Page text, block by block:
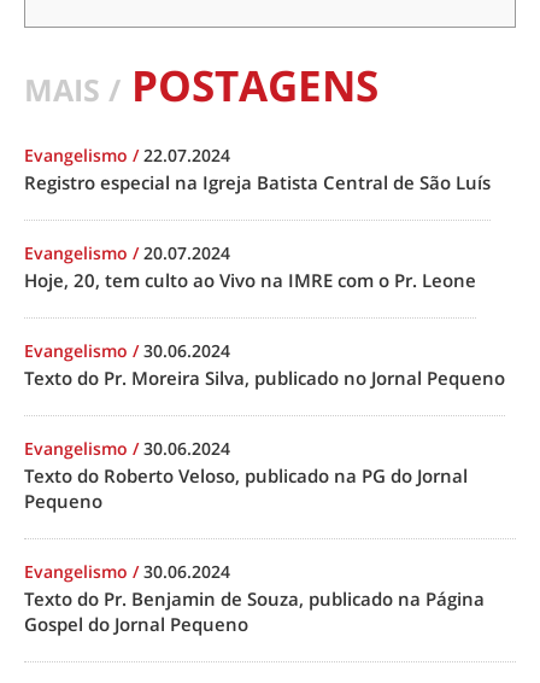
MAIS / POSTAGENS
Evangelismo /22.07.2024
Registro especial na Igreja Batista Central de São Luís
Evangelismo /20.07.2024
Hoje, 20, tem culto ao Vivo na IMRE com o Pr. Leone
Evangelismo /30.06.2024
Texto do Pr. Moreira Silva, publicado no Jornal Pequeno
Evangelismo /30.06.2024
Texto do Roberto Veloso, publicado na PG do Jornal
Pequeno
Evangelismo /30.06.2024
Texto do Pr. Benjamin de Souza, publicado na Página
Gospel do Jornal Pequeno